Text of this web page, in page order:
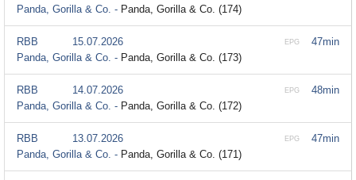
Panda, Gorilla & Co. - Panda, Gorilla & Co. (174)
47min
EPG
RBB
15.07.2026
Panda, Gorilla & Co. - Panda, Gorilla & Co. (173)
48min
EPG
RBB
14.07.2026
Panda, Gorilla & Co. - Panda, Gorilla & Co. (172)
47min
EPG
RBB
13.07.2026
Panda, Gorilla & Co. - Panda, Gorilla & Co. (171)